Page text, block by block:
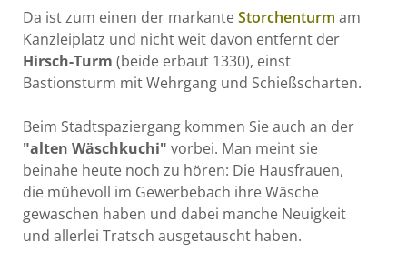
Da ist zum einen der markanteStorchenturm am
Kanzleiplatz und nicht weit davon entfernt der
Hirsch-Turm (beide erbaut 1330), einst
Bastionsturm mit Wehrgang und Schießscharten.
Beim Stadtspaziergang kommen Sie auch an der
"alten Wäschkuchi" vorbei. Man meint sie
beinahe heute noch zu hören: Die Hausfrauen,
die mühevoll im Gewerbebach ihre Wäsche
gewaschen haben und dabei manche Neuigkeit
und allerlei Tratsch ausgetauscht haben.